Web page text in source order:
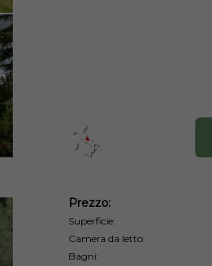
Prezzo:
Superficie:
Camera da letto:
Bagni: